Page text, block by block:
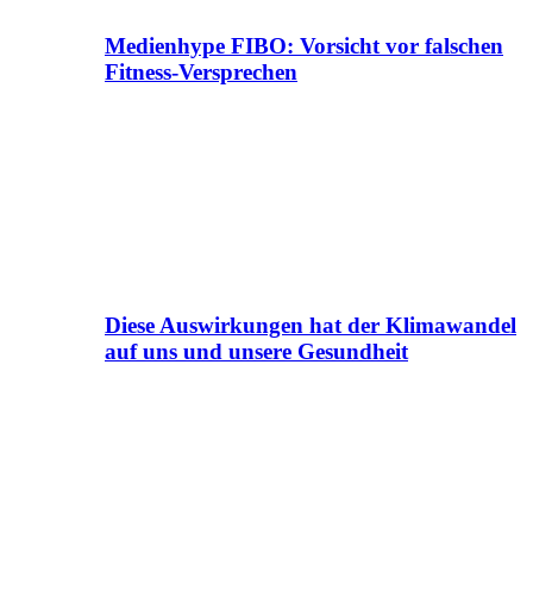
Medienhype FIBO: Vorsicht vor falschen
Fitness-Versprechen
Diese Auswirkungen hat der Klimawandel
auf uns und unsere Gesundheit